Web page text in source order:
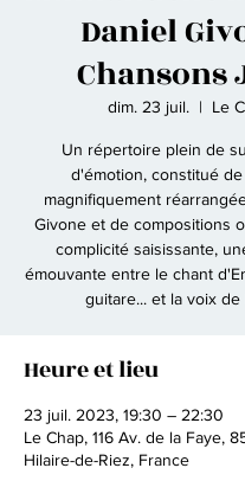
Daniel
Chansons
dim. 23 juil.
  |
Le
Un répertoire plein de
d'émotion, constitué
magnifiquement
Givone et de compositions
complicité saisissante,
émouvante entre le chant
guitare... et la voix de
Heure et lieu
23 juil. 2023, 19:30 – 22:30
Le Chap, 116 Av. de la Faye,
Hilaire-de-Riez, France